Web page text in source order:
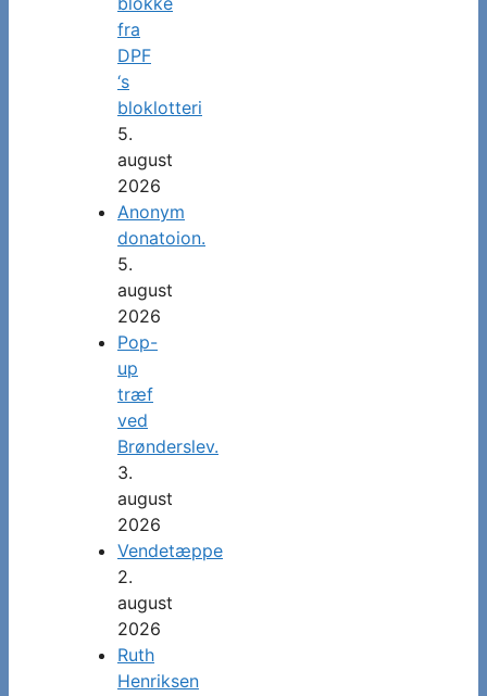
fra
DPF
‘s
bloklotteri
5.
august
2026
Anonym
donatoion.
5.
august
2026
Pop-
up
træf
ved
Brønderslev.
3.
august
2026
Vendetæppe
2.
august
2026
Ruth
Henriksen